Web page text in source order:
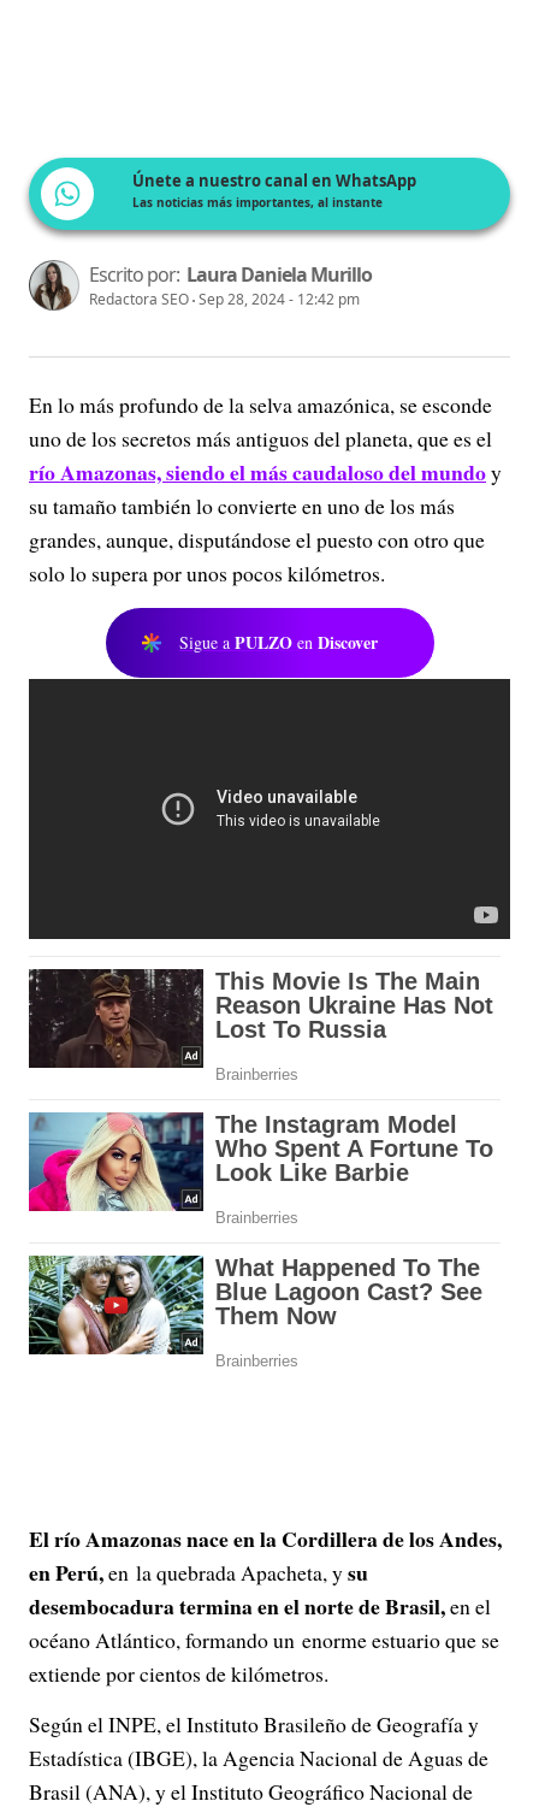
Únete a nuestro canal en WhatsApp
Las noticias más importantes, al instante
Escrito por: Laura Daniela Murillo
Redactora SEO Sep 28, 2024 - 12:42 pm
En lo más profundo de la selva amazónica, se esconde
uno de los secretos más antiguos del planeta, que es el
río Amazonas, siendo el más caudaloso del mundoy
su tamaño también lo convierte en uno de los más
grandes, aunque, disputándose el puesto con otro que
solo lo supera por unos pocos kilómetros.
Sigue a PULZO en Discover
El río Amazonas nace en la Cordillera de los Andes,
en Perú,en la quebrada Apacheta, ysu
desembocadura termina en el norte de Brasil,en el
océano Atlántico, formando un enorme estuario que se
extiende por cientos de kilómetros.
Según el INPE, el Instituto Brasileño de Geografía y
Estadística (IBGE), la Agencia Nacional de Aguas de
Brasil (ANA), y el Instituto Geográfico Nacional de